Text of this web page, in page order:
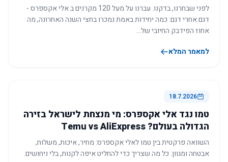
לפני שבחרנו, בדקנו. עברנו על מעל 120 מקרנים ב אלי אקספרס -
דגם אחרי דגם: כמה יחידות באמת נמכרו בחצי השנה האחרונה, מה
אחוז הפידבק החיובי של…
למאמר המלא
18.7.2026
טמו נגד אלי אקספרס: מי מנצחת לישראל בזירה
הגדולה בעולם? Temu vs AliExpress
השוואה פרקטית בין טמו לאלי אקספרס: מחיר, איכות, משלוח,
אבטחה ומגוון. כל מה שצריך כדי להחליט איפה לקנות, בלי ניחושים.